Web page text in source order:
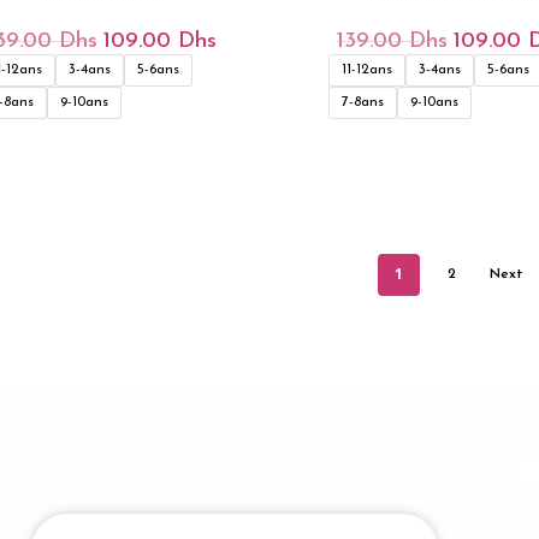
Dhs Le
Prix
Initial
Était :
139.00 Dhs.
109.00 Dhs
12ans 3-4ans 5-6ans
8ans 9-10ans
139.00Dhs Le
Prix
Initial
Était :
139.00 Dhs.
109.00
11-12ans 3-4ans 5-6ans
7-8ans 9-10ans
1 2 Next